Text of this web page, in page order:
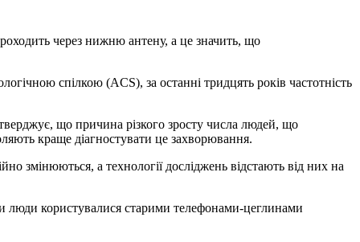
через нижню антену, а це значить, що
спілкою (ACS), за останні тридцять років частотність
що причина різкого зросту числа людей, що
краще діагностувати це захворювання.
змінюються, а технології досліджень відстають від них на
люди користувалися старими телефонами-цеглинами